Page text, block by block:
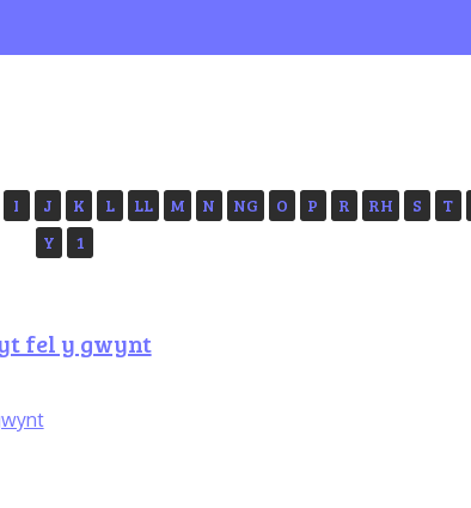
I J K L LL M N NG O P R RH S T
Y
1
fel y gwynt